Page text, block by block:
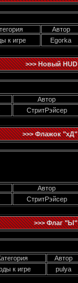
Автор
к игре Egorka
>>> Новый HUD
Автор
СтритРэйсер
>>> Флажок "хД"
Автор
СтритРэйсер
>>> Флаг "Ы"
Автор
к игре pulya